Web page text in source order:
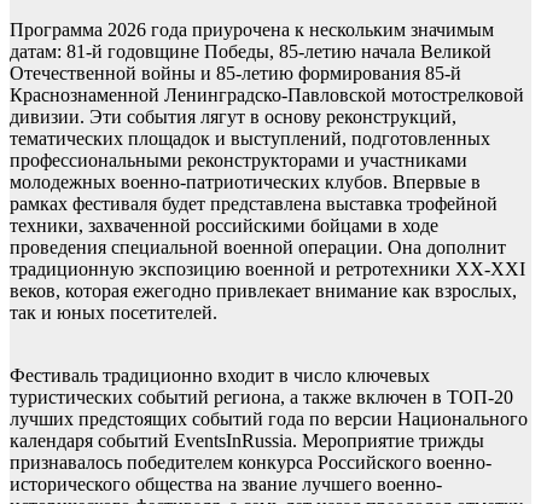
Программа 2026 года приурочена к нескольким значимым
датам: 81-й годовщине Победы, 85-летию начала Великой
Отечественной войны и 85-летию формирования 85-й
Краснознаменной Ленинградско-Павловской мотострелковой
дивизии. Эти события лягут в основу реконструкций,
тематических площадок и выступлений, подготовленных
профессиональными реконструкторами и участниками
молодежных военно-патриотических клубов. Впервые в
рамках фестиваля будет представлена выставка трофейной
техники, захваченной российскими бойцами в ходе
проведения специальной военной операции. Она дополнит
традиционную экспозицию военной и ретротехники XX-XXI
веков, которая ежегодно привлекает внимание как взрослых,
так и юных посетителей.
Фестиваль традиционно входит в число ключевых
туристических событий региона, а также включен в ТОП-20
лучших предстоящих событий года по версии Национального
календаря событий EventsInRussia. Мероприятие трижды
признавалось победителем конкурса Российского военно-
исторического общества на звание лучшего военно-